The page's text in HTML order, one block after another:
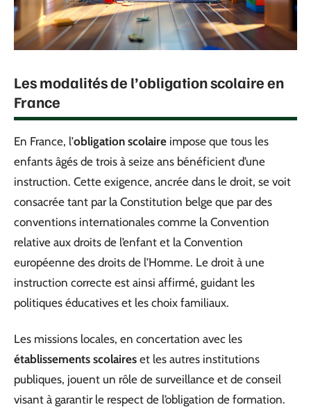
Les modalités de l’obligation scolaire en
France
En France, l’obligation scolaire impose que tous les
enfants âgés de trois à seize ans bénéficient d’une
instruction. Cette exigence, ancrée dans le droit, se voit
consacrée tant par la Constitution belge que par des
conventions internationales comme la Convention
relative aux droits de l’enfant et la Convention
européenne des droits de l’Homme. Le droit à une
instruction correcte est ainsi affirmé, guidant les
politiques éducatives et les choix familiaux.
Les missions locales, en concertation avec les
établissements scolaires et les autres institutions
publiques, jouent un rôle de surveillance et de conseil
visant à garantir le respect de l’obligation de formation.